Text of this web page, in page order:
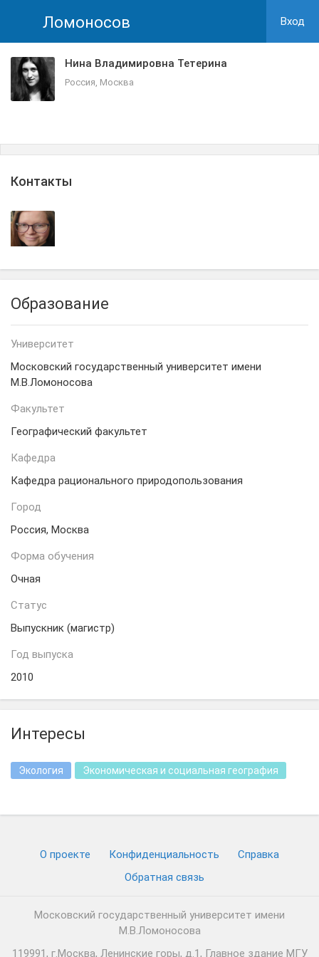
Ломоносов Вход
Нина Владимировна Тетерина
Россия, Москва
Контакты
Образование
Университет
Московский государственный университет имени
М.В.Ломоносова
Факультет
Географический факультет
Кафедра
Кафедра рационального природопользования
Город
Россия, Москва
Форма обучения
Очная
Статус
Выпускник (магистр)
Год выпуска
2010
Интересы
Экология Экономическая и социальная география
О проекте Конфиденциальность
Cправка
Обратная связь
Московский государственный университет имени
М.В.Ломоносова
119991, г.Москва, Ленинские горы, д.1, Главное здание МГУ